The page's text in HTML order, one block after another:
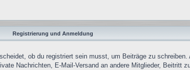
Registrierung und Anmeldung
ob du registriert sein musst, um Beiträge zu
Nachrichten, E-Mail-Versand an andere Mitglieder, Beitritt